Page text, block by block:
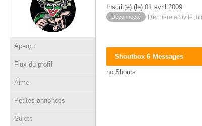
Aperçu
Flux du profil
Aime
Petites annonces
Sujets
Inscrit(e) (le) 01 avril 2009
Déconnecté Dernière activité
Shoutbox 6 Messages
no Shouts